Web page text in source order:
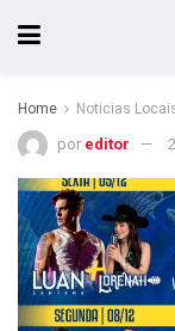
Home Noticias
por editor